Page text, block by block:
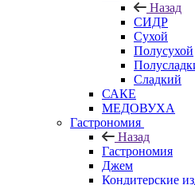
Назад
СИДР
Сухой
Полусухой
Сладкий
САКЕ
МЕДОВУХА
Гастрономия
Назад
Гастрономия
Джем
Кондитерские